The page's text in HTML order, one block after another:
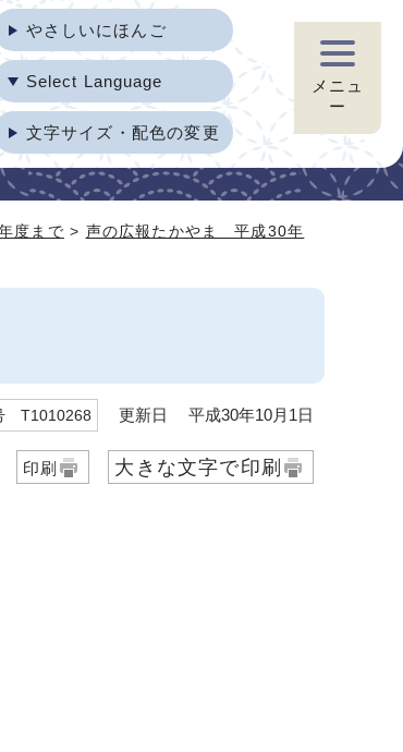
やさしいにほんご
Select Language
文字サイズ・配色の変更
メニュ
ー
度まで > 声の広報たかやま 平成30年
T1010268 更新日 平成30年10月1日
印刷 大きな文字で印刷